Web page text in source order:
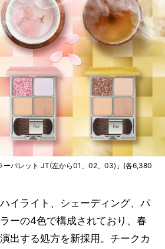
ーパレット JT(左から01、02、03)」(各6,380
イライト、シェーディング、パ
ーの4色で構成されており、春
出する処方を新採用。チークカ